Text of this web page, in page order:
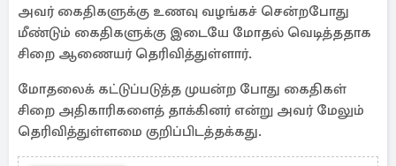
அவர் கைதிகளுக்கு உணவு வழங்கச் சென்றபோது
மீண்டும் கைதிகளுக்கு இடையே மோதல் வெடித்ததாக
சிறை ஆணையர் தெரிவித்துள்ளார்.
மோதலைக் கட்டுப்படுத்த முயன்ற போது கைதிகள்
சிறை அதிகாரிகளைத் தாக்கினர் என்று அவர் மேலும்
தெரிவித்துள்ளமை குறிப்பிடத்தக்கது.